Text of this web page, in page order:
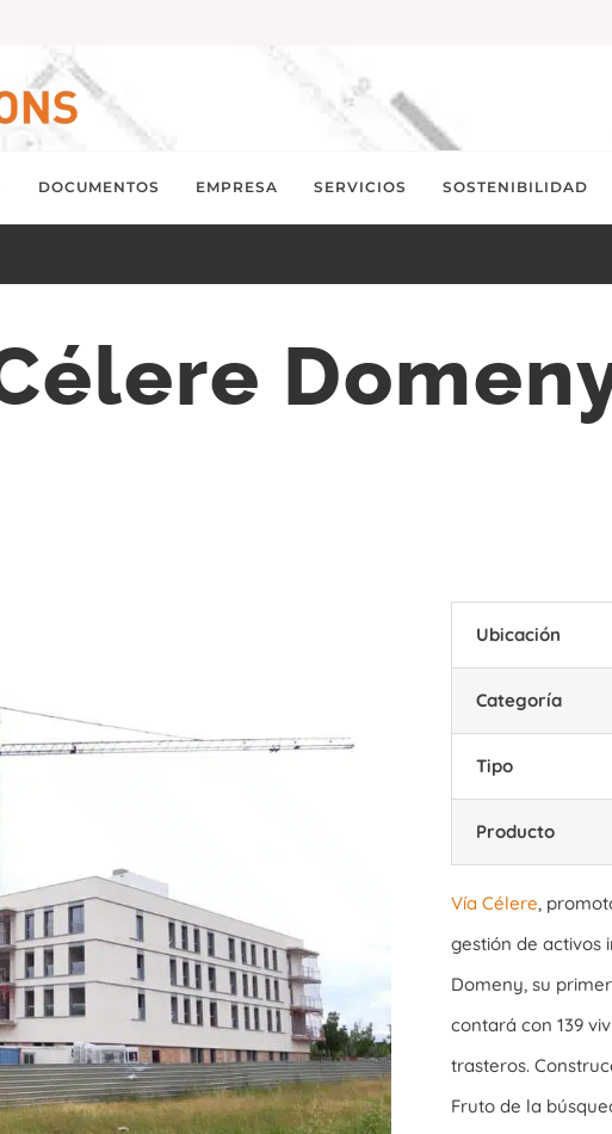
DOCUMENTOS EMPRESA SERVICIOS SOSTENIBILIDAD
Ubicación
Categoría
Tipo
Producto
Vía Célere,
gestión de activos
Domeny, su
contará con 139
trasteros.
Fruto de la